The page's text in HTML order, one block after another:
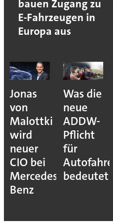
bauen Zugang zu
E-Fahrzeugen in
Europa aus
Was die
neue
ADDW-
Pflicht
für
Autofahrer
bedeutet
Uber
und
Wayve
erhalten
erste
Robotaxi-
Lizenz